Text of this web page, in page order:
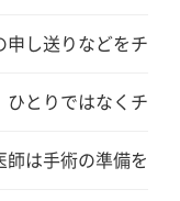
申し送りなどをチェ
ひとりではなくチー
師は手術の準備を開